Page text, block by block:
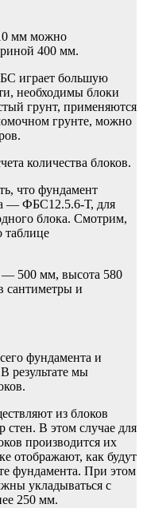
мм можно
400 мм.
играет большую
необходимы блоки
грунт, применяются
грунте, можно
количества блоков.
что фундамент
— ФБС12.5.6-Т, для
блока. Смотрим,
таблице
500 мм, высота 580
сантиметры и
фундамента и
результате мы
из блоков
стен. В этом случае для
производится их
отображают, как будут
фундамента. При этом
укладываться с
250 мм.